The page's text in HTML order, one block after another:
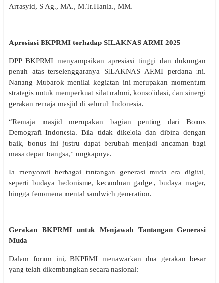
Arrasyid, S.Ag., MA., M.Tr.Hanla., MM.
Apresiasi BKPRMI terhadap SILAKNAS ARMI 2025
DPP BKPRMI menyampaikan apresiasi tinggi dan dukungan
penuh atas terselenggaranya SILAKNAS ARMI perdana ini.
Nanang Mubarok menilai kegiatan ini merupakan momentum
strategis untuk memperkuat silaturahmi, konsolidasi, dan sinergi
gerakan remaja masjid di seluruh Indonesia.
“Remaja masjid merupakan bagian penting dari Bonus
Demografi Indonesia. Bila tidak dikelola dan dibina dengan
baik, bonus ini justru dapat berubah menjadi ancaman bagi
masa depan bangsa,” ungkapnya.
Ia menyoroti berbagai tantangan generasi muda era digital,
seperti budaya hedonisme, kecanduan gadget, budaya mager,
hingga fenomena mental sandwich generation.
Gerakan BKPRMI untuk Menjawab Tantangan Generasi
Muda
Dalam forum ini, BKPRMI menawarkan dua gerakan besar
yang telah dikembangkan secara nasional: